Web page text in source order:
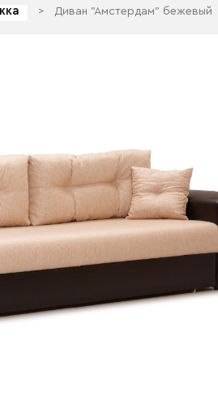
> Диван "Амстердам" бежевый